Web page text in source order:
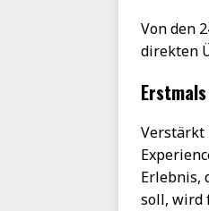
Von den
direkten
Verstärkt
Erlebnis,
soll, wird